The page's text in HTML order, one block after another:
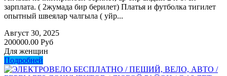
зарплата. ( 2жумада бир берилет) Платья и футболка тигилет
опытный швеялар чалгыла ( уйр...
Август 30, 2025
200000.00 Руб
Для женщин
Подробней